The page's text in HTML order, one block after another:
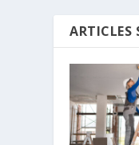
ARTICLES